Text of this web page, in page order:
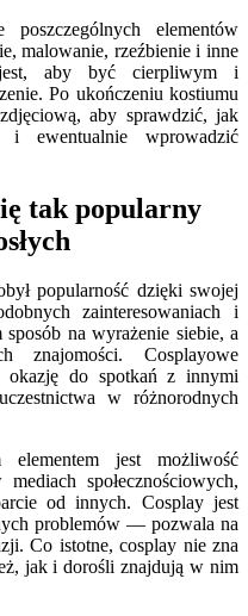
elementów
malowanie, rzeźbienie i inne
jest, aby być cierpliwym i
Po ukończeniu kostiumu
aby sprawdzić, jak
i ewentualnie wprowadzić
tak popularny
popularność dzięki swojej
zainteresowaniach i
na wyrażenie siebie, a
znajomości. Cosplayowe
okazję do spotkań z innymi
w różnorodnych
jest możliwość
społecznościowych,
od innych. Cosplay jest
problemów — pozwala na
Co istotne, cosplay nie zna
jak i dorośli znajdują w nim